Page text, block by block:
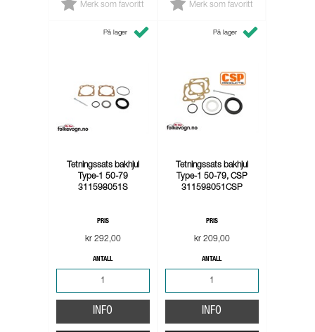
Merk som favoritt Merk som favoritt
På lager
Tetningssats bakhjul
Type-1 50-79
311598051S
PRIS
kr 292,00
ANTALL
INFO
På lager
Tetningssats bakhjul
Type-1 50-79, CSP
311598051CSP
PRIS
kr 209,00
ANTALL
INFO